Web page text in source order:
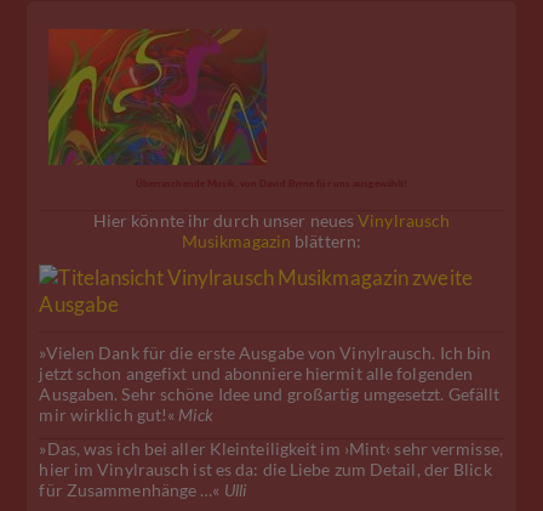
Überraschende Musik, von David Byrne für uns ausgewählt!
Hier könnte ihr durch unser neuesVinylrausch
Musikmagazin blättern:
»Vielen Dank für die erste Ausgabe von Vinylrausch. Ich bin
jetzt schon angefixt und abonniere hiermit alle folgenden
Ausgaben. Sehr schöne Idee und großartig umgesetzt. Gefällt
mir wirklich gut!« Mick
»Das, was ich bei aller Kleinteiligkeit im ›Mint‹ sehr vermisse,
hier im Vinylrausch ist es da: die Liebe zum Detail, der Blick
für Zusammenhänge …« Ulli